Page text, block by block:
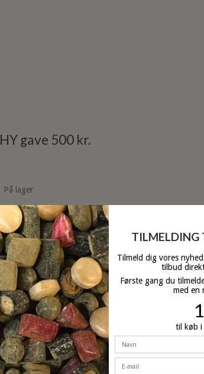
gave 500 kr.
På lager
TILMELDING
Tilmeld dig vores
tilbud
Første gang du
med en
til køb i